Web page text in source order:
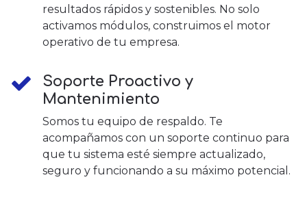
resultados rápidos y sostenibles. No solo
activamos módulos, construimos el motor
operativo de tu empresa.
Soporte Proactivo y
Mantenimiento
Somos tu equipo de respaldo. Te
acompañamos con un soporte continuo para
que tu sistema esté siempre actualizado,
seguro y funcionando a su máximo potencial.